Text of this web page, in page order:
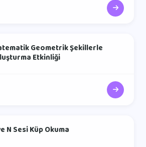
Geometrik Şekillerle
Etkinliği
N Sesi Küp Okuma